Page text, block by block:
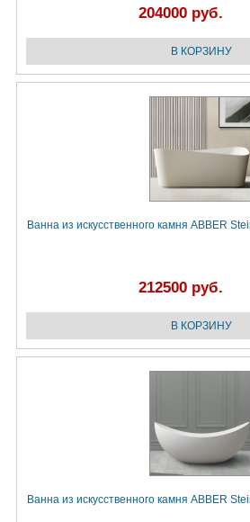
204000 руб.
Ванна из искусственного камня ABBER
212500 руб.
Ванна из искусственного камня ABBER